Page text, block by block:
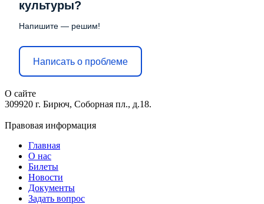
культуры?
Напишите — решим!
Написать о проблеме
О сайте
309920 г. Бирюч, Соборная пл., д.18.
Правовая информация
Главная
О нас
Билеты
Новости
Документы
Задать вопрос